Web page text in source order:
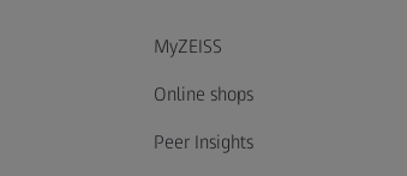
MyZEISS
Online shops
Peer Insights